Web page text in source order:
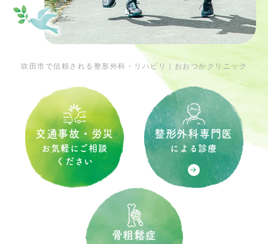
吹田市で信頼される整形外科・リハビリ｜おおつかクリニック
交通事故・労災
お気軽にご相談
ください
整形外科専門医
による診療
骨粗鬆症